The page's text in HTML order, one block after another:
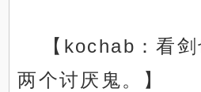
【kochab：看
两个讨厌鬼。】